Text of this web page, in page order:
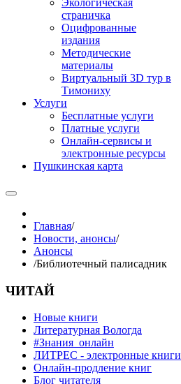
Экологическая
страничка
Оцифрованные
издания
Методические
материалы
Виртуальный 3D тур в
Тимониху
Услуги
Бесплатные услуги
Платные услуги
Онлайн-сервисы и
электронные ресурсы
Пушкинская карта
Главная/
Новости, анонсы/
Анонсы
/Библиотечный палисадник
ЧИТАЙ
Новые книги
Литературная Вологда
#Знания_онлайн
ЛИТРЕС - электронные книги
Онлайн-продление книг
Блог читателя